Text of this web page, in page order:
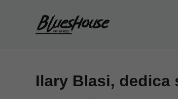
Ilary Blasi, dedica